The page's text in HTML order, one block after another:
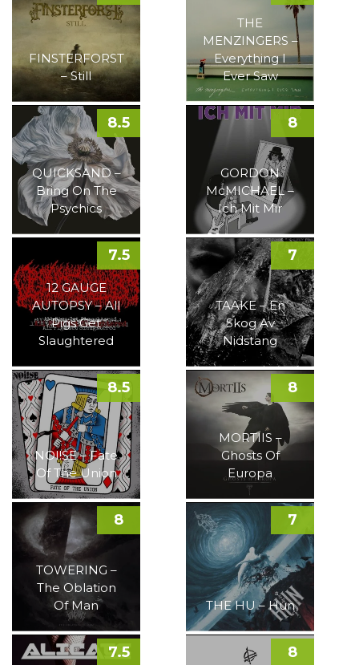
FINSTERFORST
– Still
THE
MENZINGERS –
Everything I
Ever Saw
QUICKSAND –
Bring On The
Psychics
8.5
GORDON
McMICHAEL –
Ich Mit Mir
8
12 GAUGE
AUTOPSY – All
Pigs Get
Slaughtered
7.5
TAAKE – En
Skog Av
Nidstang
7
NOI!SE – Fate
Of The Union
8.5
MORTIIS –
Ghosts Of
Europa
8
TOWERING –
The Oblation
Of Man
8
THE HU – Hun
7
7.5 8